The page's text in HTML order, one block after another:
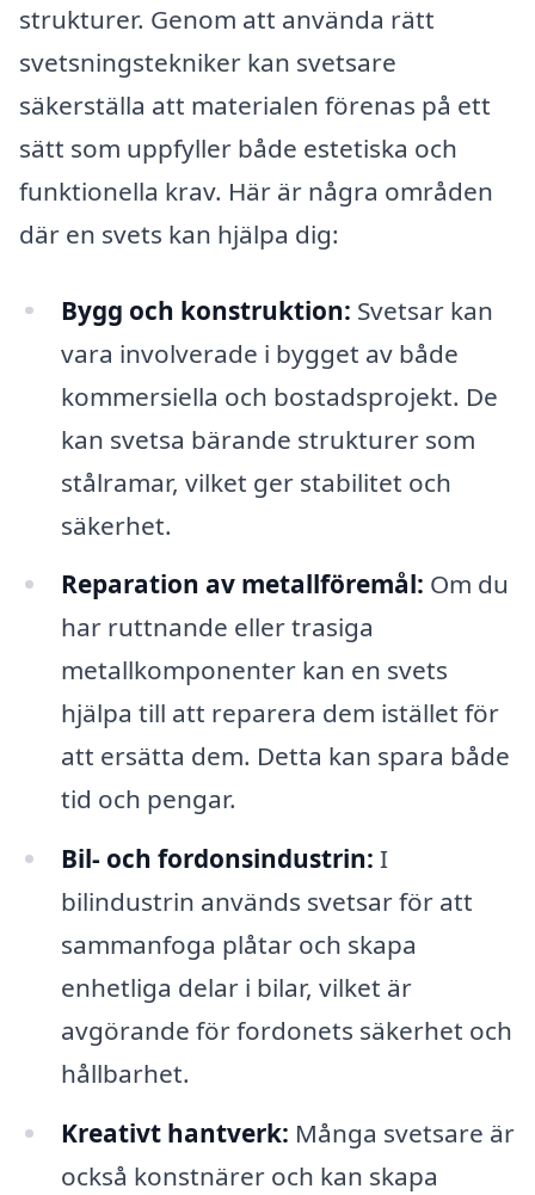
strukturer. Genom att använda rätt
svetsningstekniker kan svetsare
säkerställa att materialen förenas på ett
sätt som uppfyller både estetiska och
funktionella krav. Här är några områden
där en svets kan hjälpa dig:
Bygg och konstruktion: Svetsar kan
vara involverade i bygget av både
kommersiella och bostadsprojekt. De
kan svetsa bärande strukturer som
stålramar, vilket ger stabilitet och
säkerhet.
Reparation av metallföremål: Om du
har ruttnande eller trasiga
metallkomponenter kan en svets
hjälpa till att reparera dem istället för
att ersätta dem. Detta kan spara både
tid och pengar.
Bil- och fordonsindustrin: I
bilindustrin används svetsar för att
sammanfoga plåtar och skapa
enhetliga delar i bilar, vilket är
avgörande för fordonets säkerhet och
hållbarhet.
Kreativt hantverk: Många svetsare är
också konstnärer och kan skapa